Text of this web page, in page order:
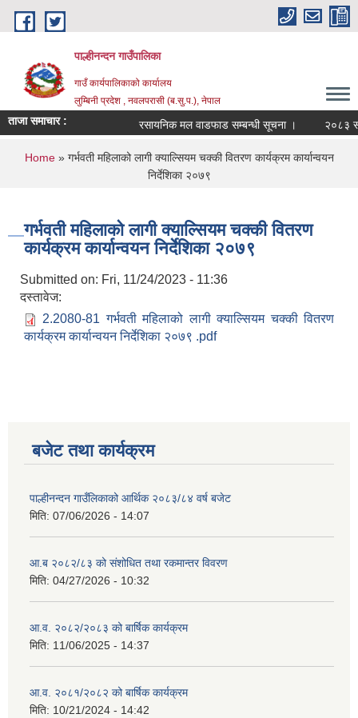
Skip to main content
पाल्हीनन्दन गाउँपालिका
गाउँ कार्यपालिकाको कार्यालय
लुम्बिनी प्रदेश , नवलपरासी (ब.सु.प.), नेपाल
ताजा समाचार : रसायनिक मल वाडफाड सम्बन्धी सूचना । २०८३
You are here
Home» गर्भवती महिलाको लागी क्याल्सियम चक्की वितरण कार्यक्रम कार्यान्वयन
निर्देशिका २०७९
गर्भवती महिलाको लागी क्याल्सियम चक्की वितरण
कार्यक्रम कार्यान्वयन निर्देशिका २०७९
Submitted on: Fri, 11/24/2023 - 11:36
दस्तावेज:
2.2080-81 गर्भवती महिलाको लागी क्याल्सियम चक्की वितरण
कार्यक्रम कार्यान्वयन निर्देशिका २०७९ .pdf
बजेट तथा कार्यक्रम
पाल्हीनन्दन गाउँलिकाको आर्थिक २०८३/८४ वर्ष बजेट
मिति: 07/06/2026 - 14:07
आ.ब २०८२/८३ को संशोधित तथा रकमान्तर विवरण
मिति: 04/27/2026 - 10:32
आ.व. २०८२/२०८३ को बार्षिक कार्यक्रम
मिति: 11/06/2025 - 14:37
आ.व. २०८१/२०८२ को बार्षिक कार्यक्रम
मिति: 10/21/2024 - 14:42